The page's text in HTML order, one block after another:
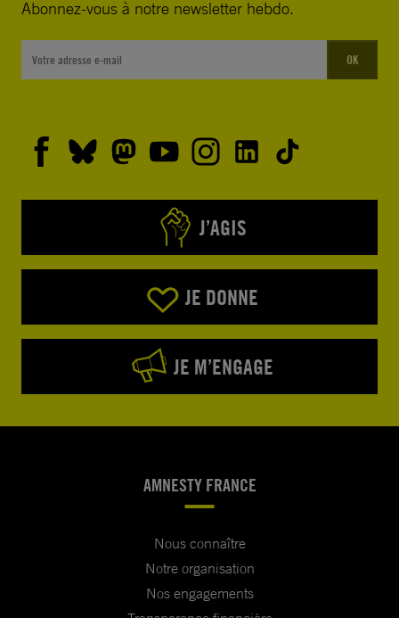
Abonnez-vous à notre newsletter hebdo.
OK
J’AGIS
JE DONNE
JE M’ENGAGE
AMNESTY FRANCE
Nous connaître
Notre organisation
Nos engagements